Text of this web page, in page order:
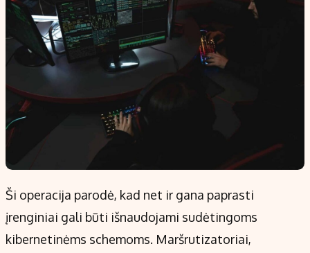
Ši operacija parodė, kad net ir gana paprasti
įrenginiai gali būti išnaudojami sudėtingoms
kibernetinėms schemoms. Maršrutizatoriai,